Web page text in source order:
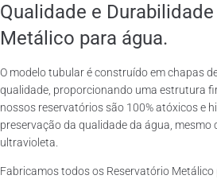
Qualidade e
Metálico para água.
O modelo tubular é construído em chapas
qualidade, proporcionando uma estrutura
nossos reservatórios são 100% atóxicos e
preservação da qualidade da água,
ultravioleta.
Fabricamos todos os Reservatório